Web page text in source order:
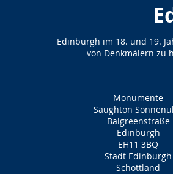
Edinburgh im 18. und 19.
von Denkmälern zu
Monumente
Saughton
Balgreenstraße
Edinburgh
EH11 3BQ
Stadt Edinburgh
Schottland